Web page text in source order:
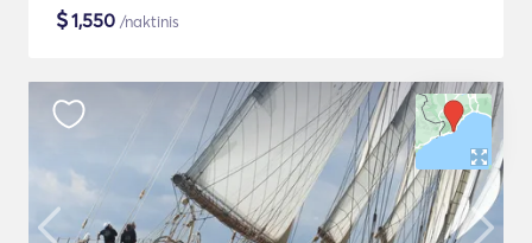
$1,550 /naktinis